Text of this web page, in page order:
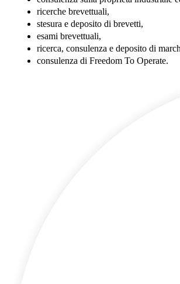
ricerche brevettuali,
stesura e deposito di brevetti,
esami brevettuali,
ricerca, consulenza e deposito di
consulenza di Freedom To Operate.